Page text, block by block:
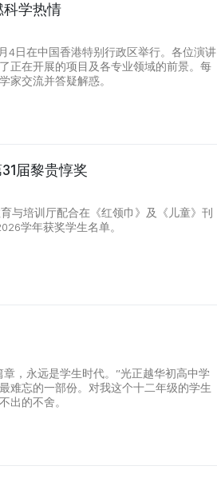
科学热情
4日在中国香港特别行政区举行。各位演讲
正在开展的项目及各专业领域的前景。每
家交流并答疑解惑。
届黎贵惇奖
与培训厅配合在《红领巾》及《儿童》刊
学年获奖学生名单。
，永远是学生时代。”光正越华初高中学
难忘的一部份。对我这个十二年级的学生
出的不舍。